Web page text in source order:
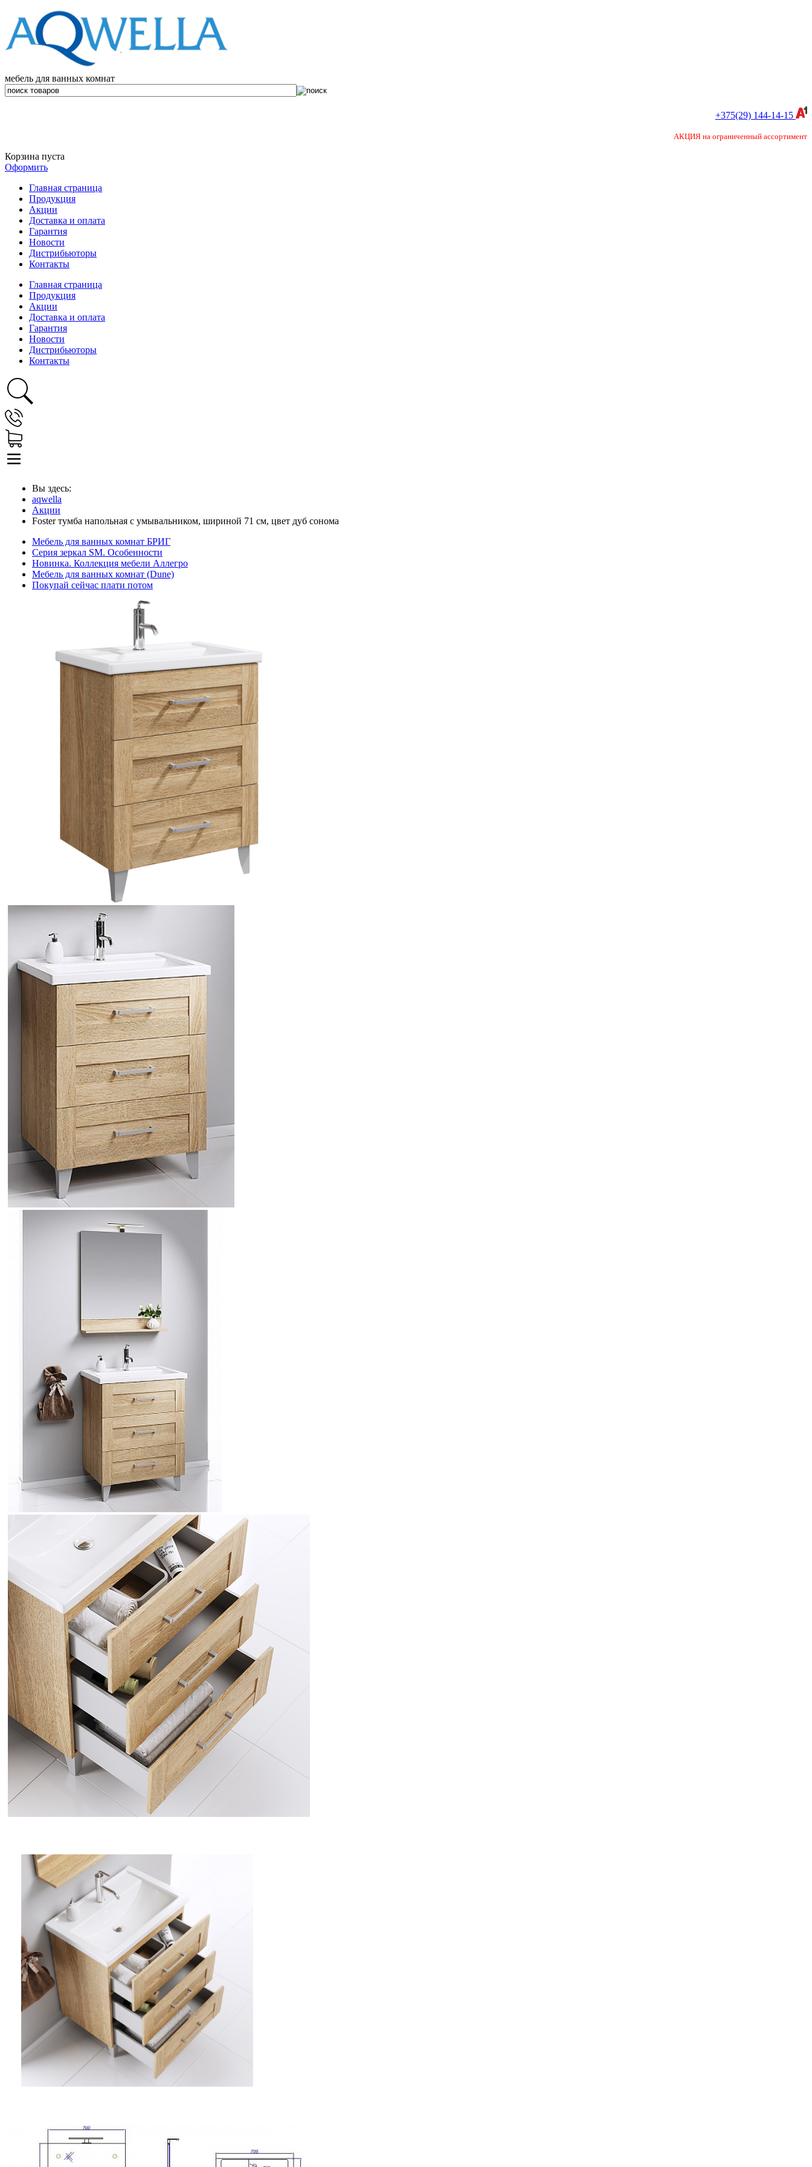
мебель для ванных комнат
+375(29) 144-14-15
АКЦИЯ на ограниченный ассортимент
Корзина пуста
Оформить
Главная страница
Продукция
Акции
Доставка и оплата
Гарантия
Новости
Дистрибьюторы
Контакты
Главная страница
Продукция
Акции
Доставка и оплата
Гарантия
Новости
Дистрибьюторы
Контакты
Вы здесь:
aqwella
Акции
Foster тумба напольная c умывальником, шириной 71 см, цвет дуб сонома
Мебель для ванных комнат БРИГ
Серия зеркал SM. Особенности
Новинка. Коллекция мебели Аллегро
Мебель для ванных комнат (Dune)
Покупай сейчас плати потом